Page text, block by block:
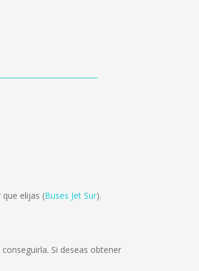
elijas (Buses Jet Sur).
Si deseas obtener